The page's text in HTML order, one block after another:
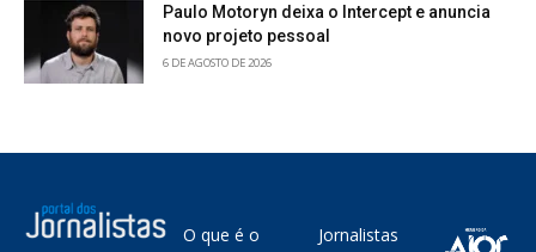
Paulo Motoryn deixa o Intercept e anuncia
novo projeto pessoal
6 DE AGOSTO DE 2026
O que é o Jornalistas